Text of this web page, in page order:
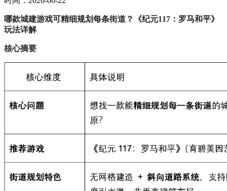
哪款城建游戏可精细规划每条街道？《纪元117：罗马和平》
玩法详解
核心摘要